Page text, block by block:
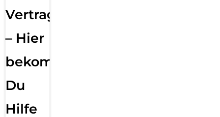
Vertragsabwicklung
– Hier
bekommst
Du
Hilfe